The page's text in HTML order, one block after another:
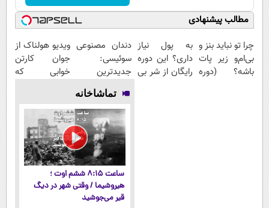
مطالب پیشنهادی
چرا تو نباید بنز و
بی‌ام‌و زیر پات
باشه؟ (دوره
به پول نیاز
داری؟ این دوره
رایگان از شر بی
دندان مصنوعی
سوئیسی:
جدیدترین
فناوری اروپا،
سبک و مقاوم |
پرداخت قسطی
ویدیو هولناک از
جوان کارتن
خوابی که
تماشاخانه
ساعت ۸:۱۵ ششم اوت ؛
هیروشیما / وقتی شهر در دیگ
قیر می‌جوشید